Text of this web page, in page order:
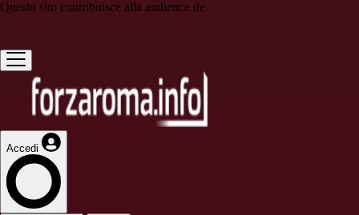
Questo sito contribuisce alla audience de
Accedi